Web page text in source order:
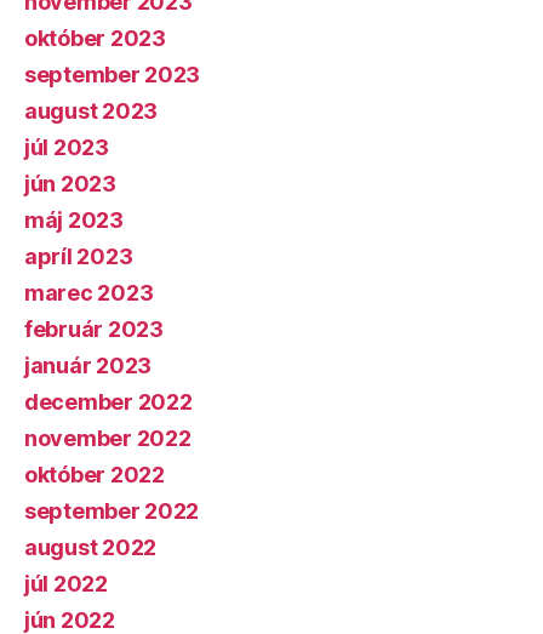
október 2023
september 2023
august 2023
júl 2023
jún 2023
máj 2023
apríl 2023
marec 2023
február 2023
január 2023
december 2022
november 2022
október 2022
september 2022
august 2022
júl 2022
jún 2022